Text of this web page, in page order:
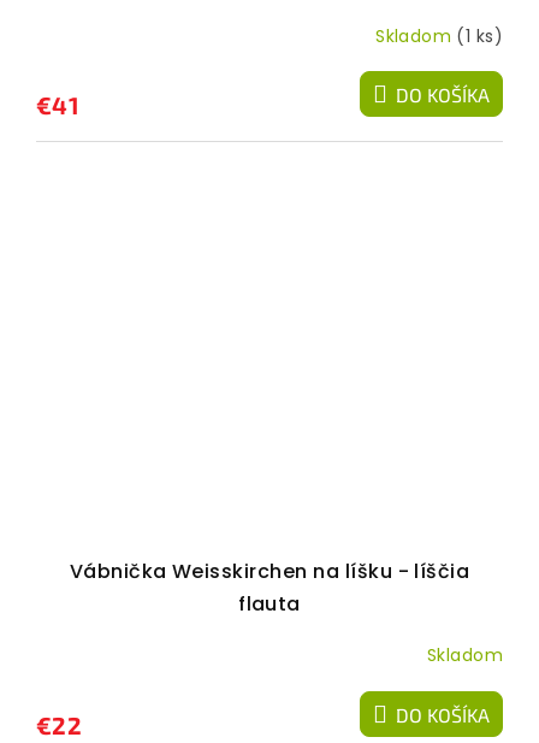
Skladom (1 ks)
€41 DO KOŠÍKA
Vábnička Weisskirchen na líšku - líščia
flauta
Skladom
€22 DO KOŠÍKA